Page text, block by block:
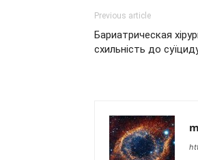
Previous article
Бариатрическая
схильність до